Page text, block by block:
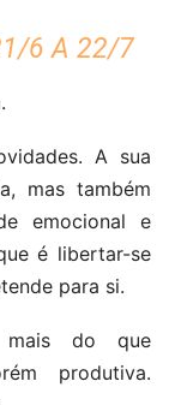
6 A 22/7
A sua
mas também
emocional e
é libertar-se
para si.
mais do que
produtiva.